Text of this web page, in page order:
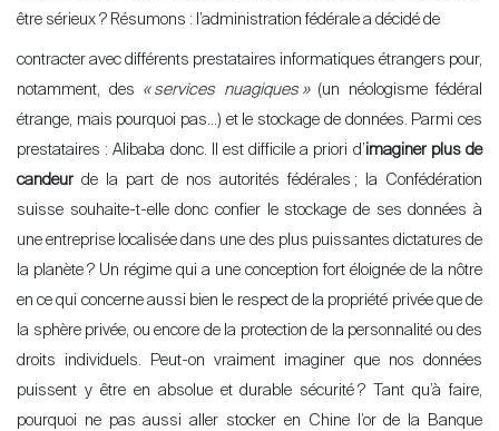
être sérieux ? Résumons : l’administration fédérale a décidé de
contracter avec différents prestataires informatiques étrangers pour,
notamment, des « services nuagiques »(un néologisme fédéral
étrange, mais pourquoi pas…) et le stockage de données. Parmi ces
prestataires : Alibaba donc. Il est difficile a priori d’imaginer plus de
candeur de la part de nos autorités fédérales ; la Confédération
suisse souhaite-t-elle donc confier le stockage de ses données à
une entreprise localisée dans une des plus puissantes dictatures de
la planète ? Un régime qui a une conception fort éloignée de la nôtre
en ce qui concerne aussi bien le respect de la propriété privée que de
la sphère privée, ou encore de la protection de la personnalité ou des
droits individuels. Peut-on vraiment imaginer que nos données
puissent y être en absolue et durable sécurité ? Tant qu’à faire,
pourquoi ne pas aussi aller stocker en Chine l’or de la Banque